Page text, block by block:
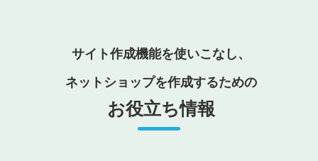
サイト作成機能を使いこなし、
ネットショップを作成するための
お役立ち情報